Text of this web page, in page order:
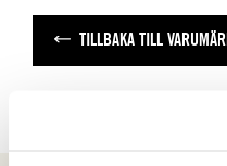
TILLBAKA TILL